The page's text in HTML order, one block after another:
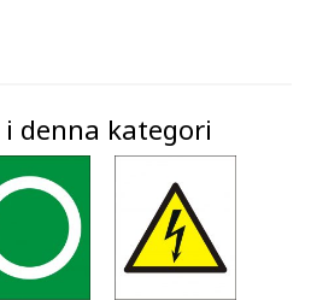
denna kategori